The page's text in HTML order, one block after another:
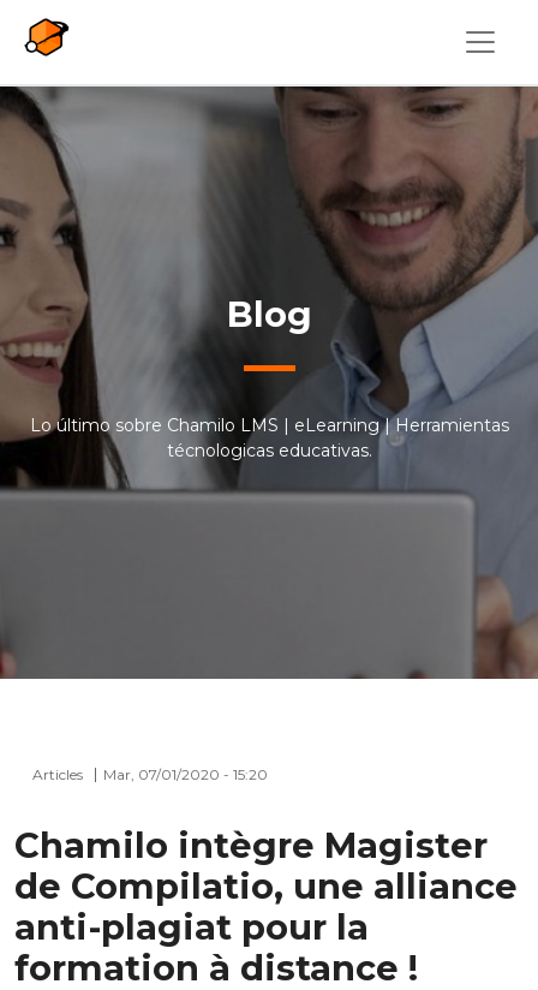
Blog
Lo último sobre Chamilo LMS | eLearning | Herramientas
técnologicas educativas.
Articles Mar, 07/01/2020 - 15:20
Chamilo intègre Magister
de Compilatio, une alliance
anti-plagiat pour la
formation à distance !